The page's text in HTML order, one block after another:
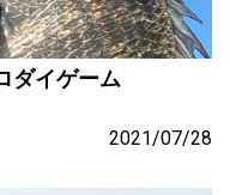
ダイゲーム
2021/07/28